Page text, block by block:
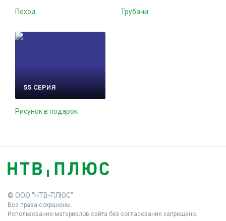
Поход Трубачи
55 СЕРИЯ
Рисунок в подарок
© ООО "НТВ-ПЛЮС"
Все права сохранены.
Использование материалов сайта без согласования запрещено.